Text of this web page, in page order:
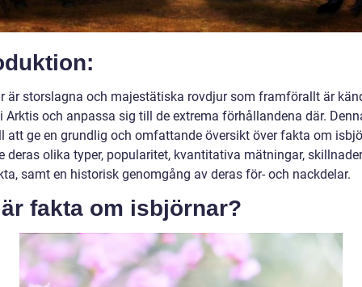
är storslagna och majestätiska rovdjur som framförallt är
Arktis och anpassa sig till de extrema förhållandena där.
att ge en grundlig och omfattande översikt över fakta om
deras olika typer, popularitet, kvantitativa mätningar,
samt en historisk genomgång av deras för- och nackdelar.
fakta om isbjörnar?